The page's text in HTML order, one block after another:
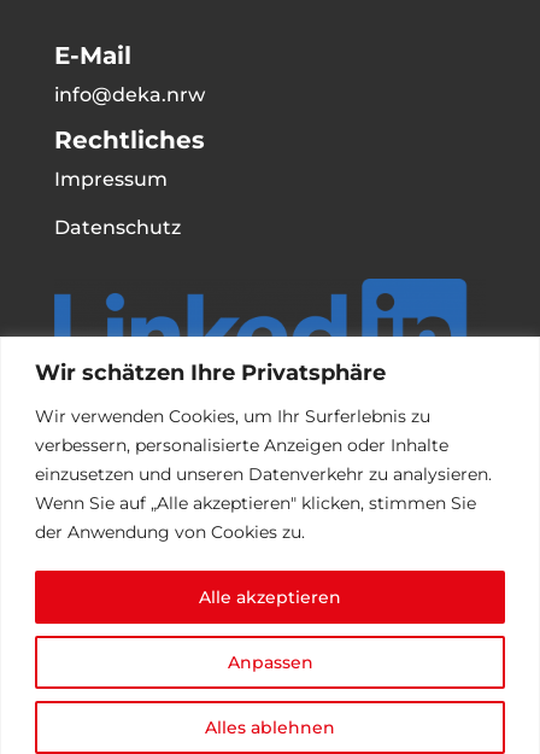
Wir schätzen Ihre Privatsphäre
Wir verwenden Cookies, um Ihr Surferlebnis zu
verbessern, personalisierte Anzeigen oder Inhalte
einzusetzen und unseren Datenverkehr zu analysieren.
Wenn Sie auf „Alle akzeptieren" klicken, stimmen Sie
der Anwendung von Cookies zu.
Anpassen
Alles ablehnen
Alle akzeptieren
E-Mail
info@deka.nrw
Rechtliches
Impressum
Datenschutz
Support
Laden Sie hier die Teamviewer App runter
© 2025 DEKA Bürokommunikation